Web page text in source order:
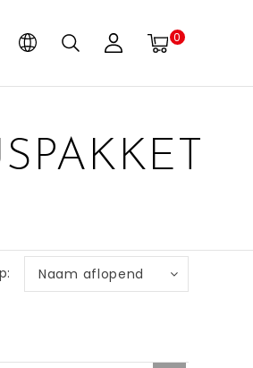
0
Naam aflopend